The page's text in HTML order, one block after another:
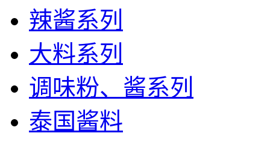
辣酱系列
大料系列
调味粉、酱系列
泰国酱料